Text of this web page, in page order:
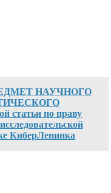
НАУЧНОГО
по праву
КиберЛенинка